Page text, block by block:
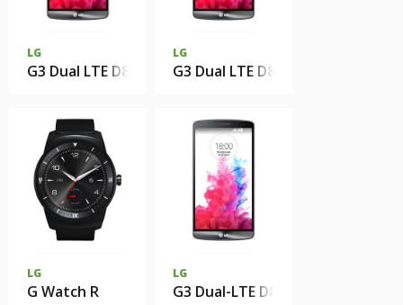
LG
G3 Dual LTE D858 16GB
LG
G3 Dual LTE D858 32GB
LG
G Watch R
LG
G3 Dual-LTE D858 32Gb